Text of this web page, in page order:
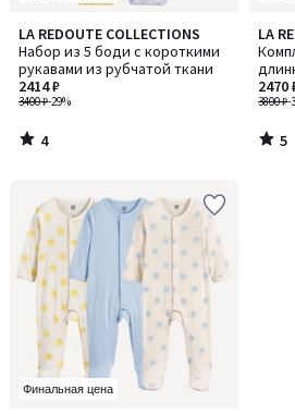
LA REDOUTE COLLECTIONS
Набор из 5 боди с короткими
рукавами из рубчатой ткани
3400 ₽-29%
2414 ₽
4
/
5
4
/
LA
3800 ₽-
2470
5
/
5
5
/
Финальная цена